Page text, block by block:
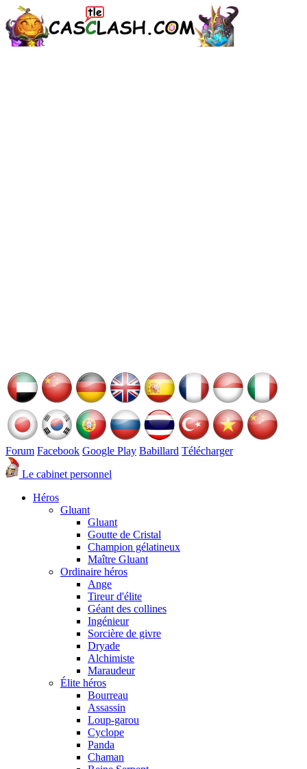
Forum Facebook Google Play Babillard Télécharger
Le cabinet personnel
Héros
Gluant
Gluant
Goutte de Cristal
Champion gélatineux
Maître Gluant
Ordinaire héros
Ange
Tireur d'élite
Géant des collines
Ingénieur
Sorcière de givre
Dryade
Alchimiste
Maraudeur
Élite héros
Bourreau
Assassin
Loup-garou
Cyclope
Panda
Chaman